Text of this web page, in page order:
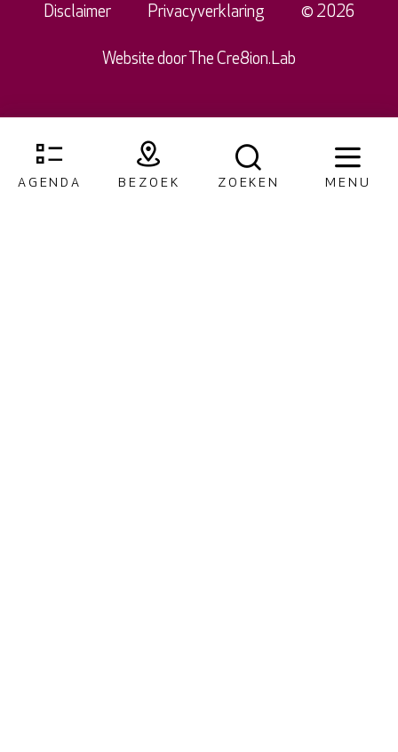
AGENDA BEZOEK ZOEKEN MENU
Disclaimer Privacyverklaring © 2026
Website door The Cre8ion.Lab